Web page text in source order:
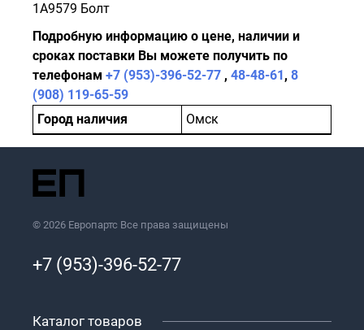
1А9579 Болт
Подробную информацию о цене, наличии и
сроках поставки Вы можете получить по
телефонам +7 (953)-396-52-77 , 48-48-61, 8
(908) 119-65-59
Город наличия
Омск
© 2026 Европартс Все права защищены
+7 (953)-396-52-77
Каталог товаров